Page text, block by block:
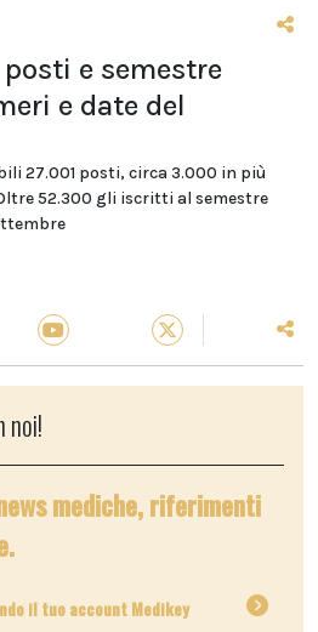
e semestre
e date del
27.001 posti, circa 3.000 in più
52.300 gli iscritti al semestre
noi!
mediche, riferimenti
il tuo account Medikey